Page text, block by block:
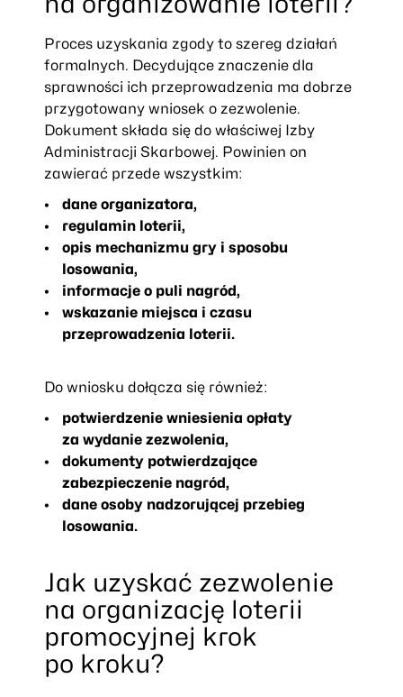
Proces uzyskania zgody to szereg działań
formalnych. Decydujące znaczenie dla
sprawności ich przeprowadzenia ma dobrze
przygotowany wniosek o zezwolenie.
Dokument składa się do właściwej Izby
Administracji Skarbowej. Powinien on
zawierać przede wszystkim:
dane organizatora,
regulamin loterii,
opis mechanizmu gry i sposobu
losowania,
informacje o puli nagród,
wskazanie miejsca i czasu
przeprowadzenia loterii.
Do wniosku dołącza się również:
potwierdzenie wniesienia opłaty
za wydanie zezwolenia,
dokumenty potwierdzające
zabezpieczenie nagród,
dane osoby nadzorującej przebieg
losowania.
Jak uzyskać zezwolenie
na organizację loterii
promocyjnej krok
po kroku?